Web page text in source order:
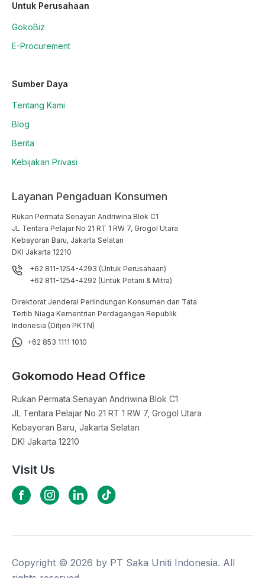
Untuk Perusahaan
GokoBiz
E-Procurement
Sumber Daya
Tentang Kami
Blog
Berita
Kebijakan Privasi
Layanan Pengaduan Konsumen
Rukan Permata Senayan Andriwina Blok C1
JL Tentara Pelajar No 21 RT 1 RW 7, Grogol Utara
Kebayoran Baru, Jakarta Selatan
DKI Jakarta 12210
+62 811-1254-4293 (Untuk Perusahaan)
+62 811-1254-4292 (Untuk Petani & Mitra)
Direktorat Jenderal Perlindungan Konsumen dan Tata
Tertib Niaga Kementrian Perdagangan Republik
Indonesia (Ditjen PKTN)
+62 853 1111 1010
Gokomodo Head Office
Rukan Permata Senayan Andriwina Blok C1
JL Tentara Pelajar No 21 RT 1 RW 7, Grogol Utara
Kebayoran Baru, Jakarta Selatan
DKI Jakarta 12210
Visit Us
Copyright © 2026 by PT Saka Uniti Indonesia. All